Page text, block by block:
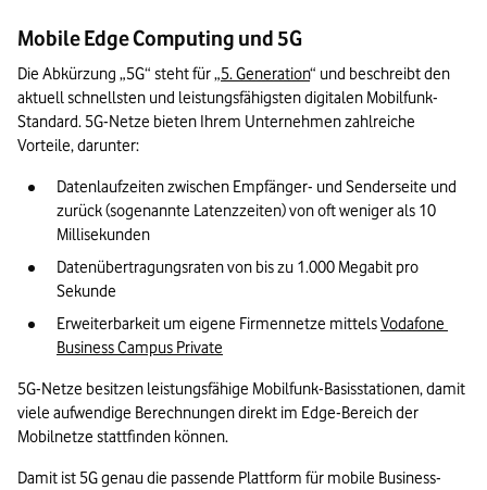
Mobile Edge Computing und 5G
Die Abkürzung „5G“ steht für „5. Generation“ und beschreibt den
aktuell schnellsten und leistungsfähigsten digitalen Mobilfunk-
Standard. 5G-Netze bieten Ihrem Unternehmen zahlreiche
Vorteile, darunter:
Datenlaufzeiten zwischen Empfänger- und Senderseite und
zurück (sogenannte Latenzzeiten) von oft weniger als 10
Millisekunden
Datenübertragungsraten von bis zu 1.000 Megabit pro
Sekunde
Erweiterbarkeit um eigene Firmennetze mittels Vodafone
Business Campus Private
5G-Netze besitzen leistungsfähige Mobilfunk-Basisstationen, damit
viele aufwendige Berechnungen direkt im Edge-Bereich der
Mobilnetze stattfinden können.
Damit ist 5G genau die passende Plattform für mobile Business-